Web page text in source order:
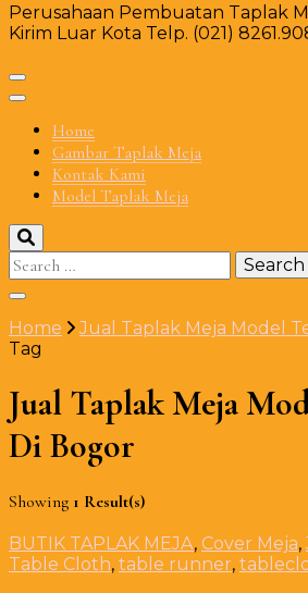
Perusahaan Pembuatan Taplak
Kirim Luar Kota Telp. (021)
Home
Gambar Taplak Meja
Kontak Kami
Model Taplak Meja
Search
for:
Home
Jual Taplak Meja Model
Tag
Jual Taplak Meja
Di Bogor
Showing 1 Result(s)
BUTIK TAPLAK MEJA, Cover Meja,
Table Cloth, table runner,